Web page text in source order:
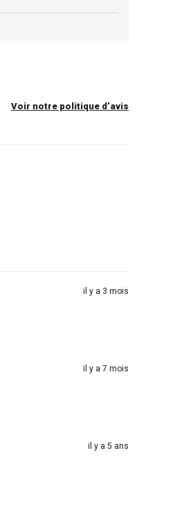
Voir notre politique d’avis
il y a 3 mois
il y a 7 mois
il y a 5 ans